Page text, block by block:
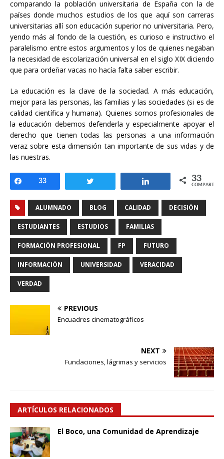
comparando la población universitaria de España con la de
países donde muchos estudios de los que aquí son carreras
universitarias allí son educación superior no universitaria. Pero,
yendo más al fondo de la cuestión, es curioso e instructivo el
paralelismo entre estos argumentos y los de quienes negaban
la necesidad de escolarización universal en el siglo XIX diciendo
que para ordeñar vacas no hacía falta saber escribir.
La educación es la clave de la sociedad. A más educación,
mejor para las personas, las familias y las sociedades (si es de
calidad científica y humana). Quienes somos profesionales de
la educación debemos defenderla y especialmente apoyar el
derecho que tienen todas las personas a una información
veraz sobre esta dimensión tan importante de sus vidas y de
las nuestras.
Compartir
33 Compartir 33
COMPARTIR
ALUMNADO BLOG CALIDAD DECISIÓN
ESTUDIANTES ESTUDIOS FAMILIAS
FORMACIÓN PROFESIONAL FP FUTURO
INFORMACIÓN UNIVERSIDAD VERACIDAD
VERDAD
PREVIOUS
Encuadres cinematográficos
NEXT
Fundaciones, lágrimas y servicios
ARTÍCULOS RELACIONADOS
El Boco, una Comunidad de Aprendizaje